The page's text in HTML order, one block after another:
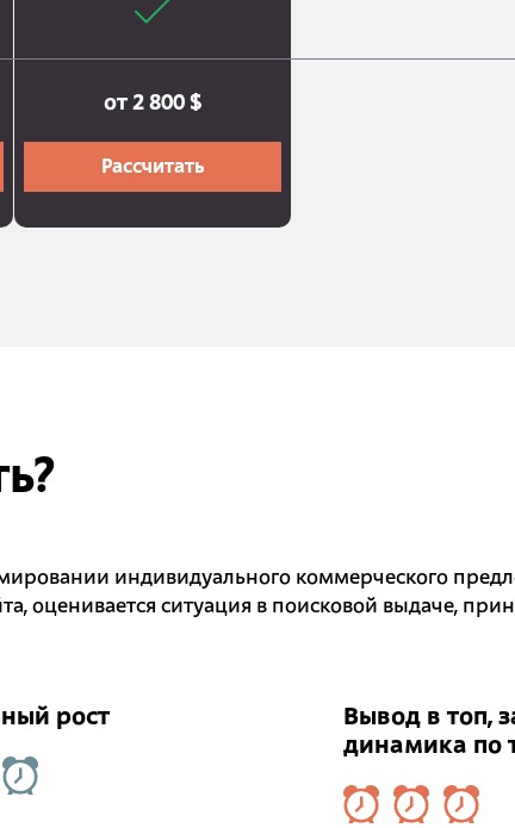
от 2 800 $
Рассчитать
индивидуального коммерческого
оценивается ситуация в поисковой выдаче,
рост
Вывод в топ,
динамика по